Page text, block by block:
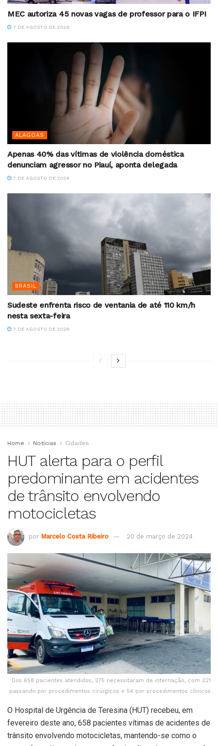
MEC autoriza 45 novas vagas de professor para o IFPI
7 DE AGOSTO DE 2026
ALAGOAS
Apenas 40% das vítimas de violência doméstica
denunciam agressor no Piauí, aponta delegada
7 DE AGOSTO DE 2026
BRASIL
Sudeste enfrenta risco de ventania de até 110 km/h
nesta sexta-feira
7 DE AGOSTO DE 2026
Home Notícias Cidades
HUT alerta para o perfil
predominante em acidentes
de trânsito envolvendo
motocicletas
por Marcelo Costa Ribeiro 20 de março de 2024
Dos 658 pacientes atendidos, 275 necessitaram de internação, com 221
passando por procedimentos cirúrgicos e 54 por procedimentos clínicos
O Hospital de Urgência de Teresina (HUT) recebeu, em
fevereiro deste ano, 658 pacientes vítimas de acidentes de
trânsito envolvendo motocicletas, mantendo-se como o